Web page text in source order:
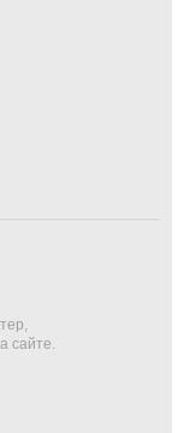
сайте.